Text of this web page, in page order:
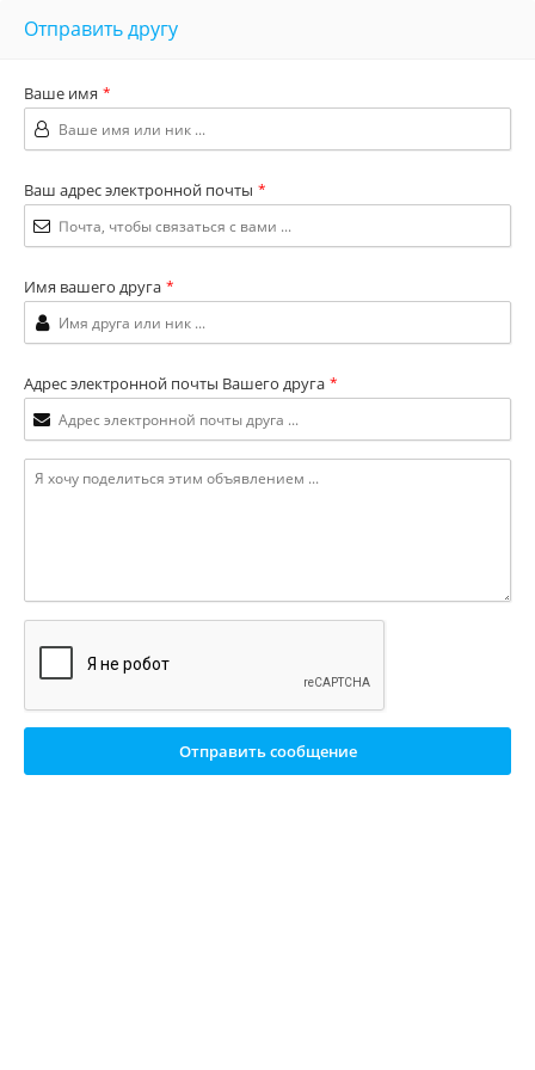
Отправить другу
Ваше имя *
Ваш адрес электронной почты *
Имя вашего друга *
Адрес электронной почты Вашего друга *
Отправить сообщение